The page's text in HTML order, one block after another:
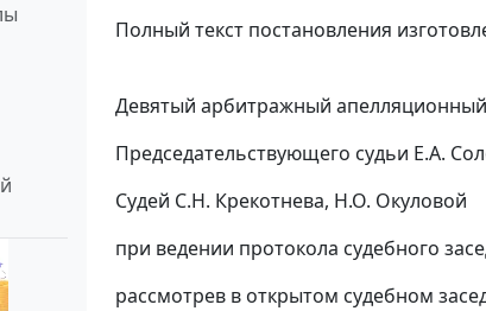
Полный текст постановления
Девятый арбитражный апелляционный
Председательствующего судьи Е.А.
Судей С.Н. Крекотнева, Н.О. Окуловой
при ведении протокола судебного
рассмотрев в открытом судебном